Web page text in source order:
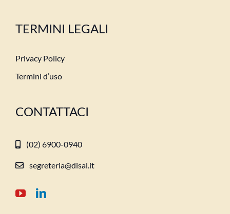
TERMINI LEGALI
Privacy Policy
Termini d’uso
CONTATTACI
(02) 6900-0940
segreteria@disal.it